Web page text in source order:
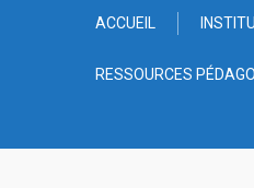
ACCUEIL
RESSOURCES